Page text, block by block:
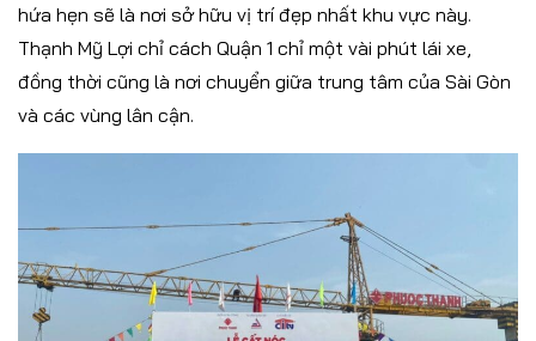
hứa hẹn sẽ là nơi sở hữu vị trí đẹp nhất khu vực này.
Thạnh Mỹ Lợi chỉ cách Quận 1 chỉ một vài phút lái xe,
đồng thời cũng là nơi chuyển giữa trung tâm của Sài Gòn
và các vùng lân cận.